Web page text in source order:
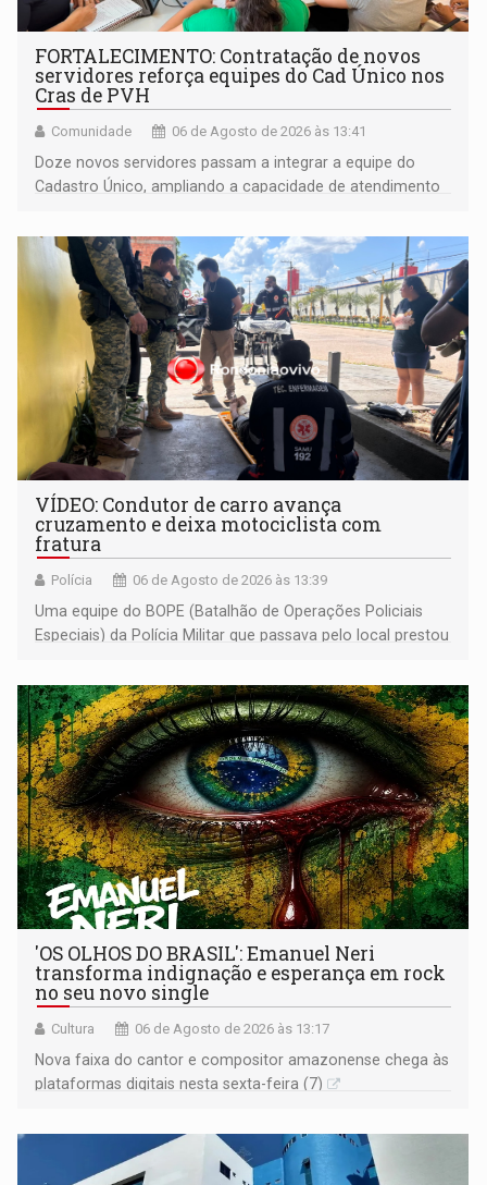
FORTALECIMENTO: Contratação de novos
servidores reforça equipes do Cad Único nos
Cras de PVH
Comunidade 06 de Agosto de 2026 às 13:41
Doze novos servidores passam a integrar a equipe do
Cadastro Único, ampliando a capacidade de atendimento
VÍDEO: Condutor de carro avança
cruzamento e deixa motociclista com
fratura
Polícia 06 de Agosto de 2026 às 13:39
Uma equipe do BOPE (Batalhão de Operações Policiais
Especiais) da Polícia Militar que passava pelo local prestou
'OS OLHOS DO BRASIL': Emanuel Neri
transforma indignação e esperança em rock
no seu novo single
Cultura 06 de Agosto de 2026 às 13:17
Nova faixa do cantor e compositor amazonense chega às
plataformas digitais nesta sexta-feira (7)